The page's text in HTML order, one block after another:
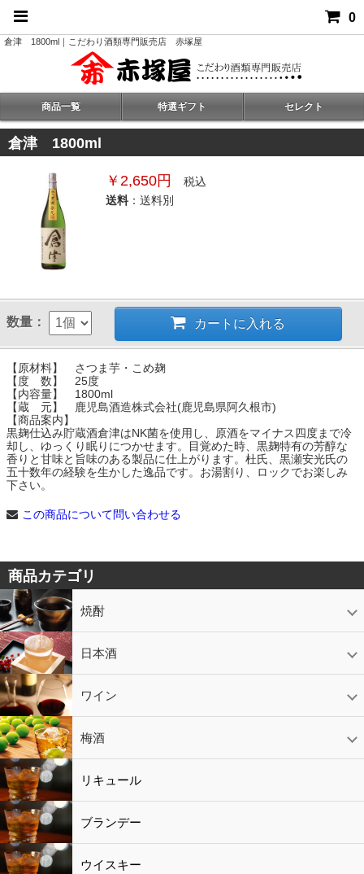
0
倉津 1800ml｜こだわり酒類専門販売店 赤塚屋
商品一覧 特選ギフト セレクト
倉津 1800ml
￥2,650円
税込
送料 ：送料別
数量： カートに入れる
【原材料】 さつま芋・こめ麹
【度 数】 25度
【内容量】 1800ml
【蔵 元】 鹿児島酒造株式会社(鹿児島県阿久根市)
【商品案内】
黒麹仕込み貯蔵酒倉津はNK菌を使用し、原酒をマイナス四度まで冷
却し、ゆっくり眠りにつかせます。目覚めた時、黒麹特有の芳醇な
香りと甘味と旨味のある製品に仕上がります。杜氏、黒瀬安光氏の
五十数年の経験を生かした逸品です。お湯割り、ロックでお楽しみ
下さい。
この商品について問い合わせる
商品カテゴリ
焼酎
芋焼酎
かめ壷入り焼酎
黒糖焼酎
米焼酎
麦焼酎
そば焼酎
泡盛
とうもろこし焼酎
ギフトコーナー
セットコーナー
益々繁盛
鹿児島限定 日本酒
日本酒
スパークリング
ギフト ワイン
赤ワイン
白ワイン
ロゼワイン
スパークリング
シャンパン 梅酒
梅酒
シャンパン
リキュール リキュール
ブランデー
ウイスキー